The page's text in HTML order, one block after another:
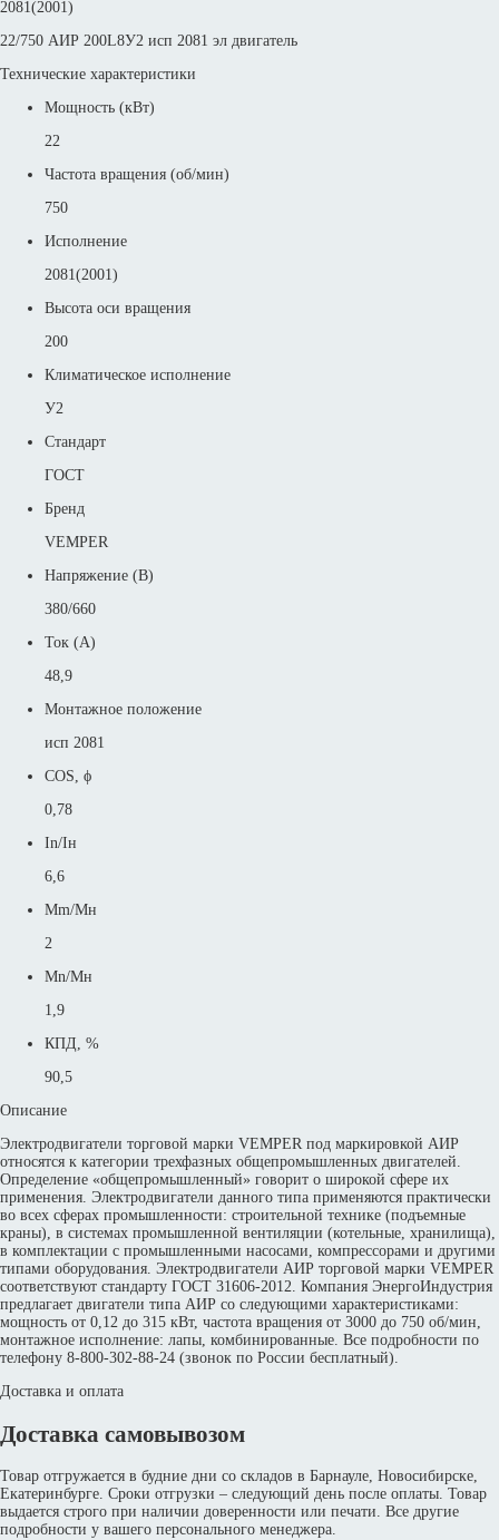
2081(2001)
22/750 АИР 200L8У2 исп 2081 эл двигатель
Технические характеристики
Мощность (кВт)
22
Частота вращения (об/мин)
750
Исполнение
2081(2001)
Высота оси вращения
200
Климатическое исполнение
У2
Стандарт
ГОСТ
Бренд
VEMPER
Напряжение (В)
380/660
Ток (А)
48,9
Монтажное положение
исп 2081
COS, ϕ
0,78
In/Iн
6,6
Mm/Mн
2
Mn/Mн
1,9
КПД, %
90,5
Описание
Электродвигатели торговой марки VEMPER под маркировкой АИР
относятся к категории трехфазных общепромышленных двигателей.
Определение «общепромышленный» говорит о широкой сфере их
применения. Электродвигатели данного типа применяются практически
во всех сферах промышленности: строительной технике (подъемные
краны), в системах промышленной вентиляции (котельные, хранилища),
в комплектации с промышленными насосами, компрессорами и другими
типами оборудования. Электродвигатели АИР торговой марки VEMPER
соответствуют стандарту ГОСТ 31606-2012. Компания ЭнергоИндустрия
предлагает двигатели типа АИР со следующими характеристиками:
мощность от 0,12 до 315 кВт, частота вращения от 3000 до 750 об/мин,
монтажное исполнение: лапы, комбинированные. Все подробности по
телефону 8-800-302-88-24 (звонок по России бесплатный).
Доставка и оплата
Доставка самовывозом
Товар отгружается в будние дни со складов в Барнауле, Новосибирске,
Екатеринбурге. Сроки отгрузки – следующий день после оплаты. Товар
выдается строго при наличии доверенности или печати. Все другие
подробности у вашего персонального менеджера.